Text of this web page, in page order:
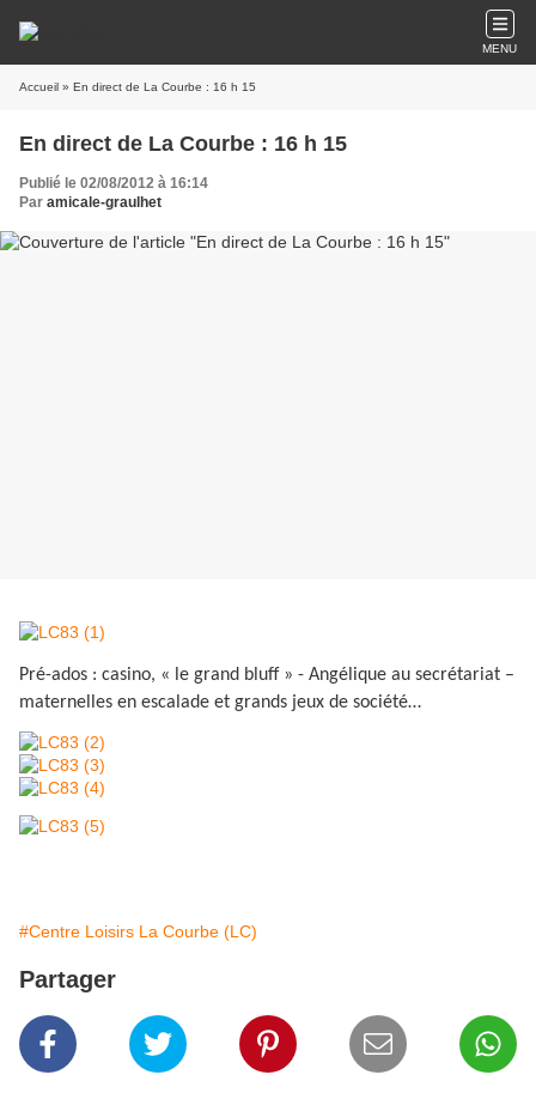
MENU
Accueil » En direct de La Courbe : 16 h 15
En direct de La Courbe : 16 h 15
Publié le 02/08/2012 à 16:14
Par amicale-graulhet
Pré-ados : casino, « le grand bluff » - Angélique au secrétariat –
maternelles en escalade et grands jeux de société…
#Centre Loisirs La Courbe (LC)
Partager